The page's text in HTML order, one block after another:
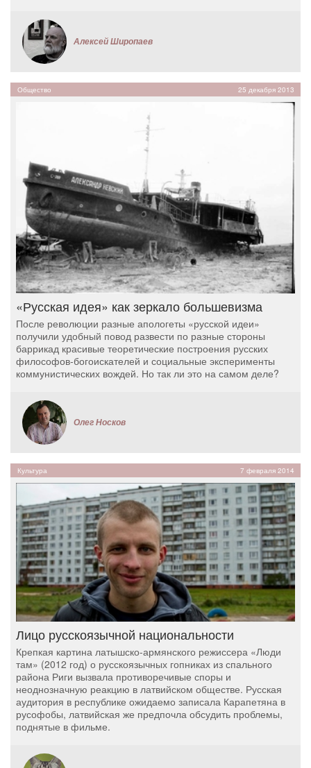
Алексей Широпаев
Общество 25 декабря 2013
«Русская идея» как зеркало большевизма
После революции разные апологеты «русской идеи»
получили удобный повод развести по разные стороны
баррикад красивые теоретические построения русских
философов-богоискателей и социальные эксперименты
коммунистических вождей. Но так ли это на самом деле?
Олег Носков
Культура 7 февраля 2014
Лицо русскоязычной национальности
Крепкая картина латышско-армянского режиссера «Люди
там» (2012 год) о русскоязычных гопниках из спального
района Риги вызвала противоречивые споры и
неоднозначную реакцию в латвийском обществе. Русская
аудитория в республике ожидаемо записала Карапетяна в
русофобы, латвийская же предпочла обсудить проблемы,
поднятые в фильме.